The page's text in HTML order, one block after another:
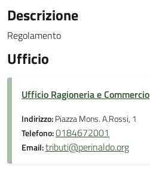
Descrizione
Regolamento
Ufficio
Ufficio Ragioneria e Commercio
Indirizzo:Piazza Mons. A.Rossi, 1
Telefono:0184672001
Email:tributi@perinaldo.org